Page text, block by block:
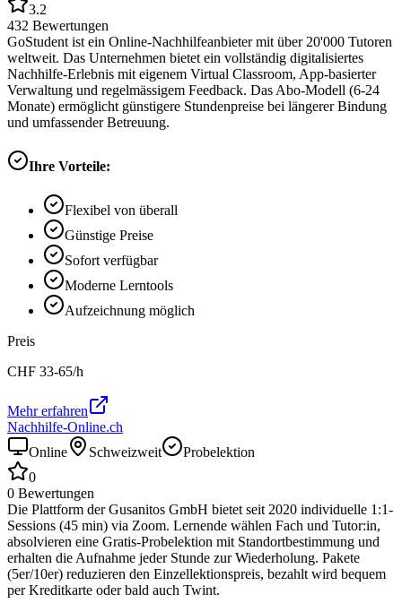
3.2
432 Bewertungen
GoStudent ist ein Online-Nachhilfeanbieter mit über 20'000 Tutoren
weltweit. Das Unternehmen bietet ein vollständig digitalisiertes
Nachhilfe-Erlebnis mit eigenem Virtual Classroom, App-basierter
Verwaltung und regelmässigem Feedback. Das Abo-Modell (6-24
Monate) ermöglicht günstigere Stundenpreise bei längerer Bindung
und umfassender Betreuung.
Ihre Vorteile:
Flexibel von überall
Günstige Preise
Sofort verfügbar
Moderne Lerntools
Aufzeichnung möglich
Preis
CHF 33-65/h
Mehr erfahren
Nachhilfe-Online.ch
Online
Schweizweit
Probelektion
0
0 Bewertungen
Die Plattform der Gusanitos GmbH bietet seit 2020 individuelle 1:1-
Sessions (45 min) via Zoom. Lernende wählen Fach und Tutor:in,
absolvieren eine Gratis-Probelektion mit Standortbestimmung und
erhalten die Aufnahme jeder Stunde zur Wiederholung. Pakete
(5er/10er) reduzieren den Einzellektionspreis, bezahlt wird bequem
per Kreditkarte oder bald auch Twint.